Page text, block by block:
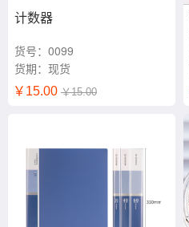
计数器
货号：0099
货期：现货
￥15.00 ￥15.00